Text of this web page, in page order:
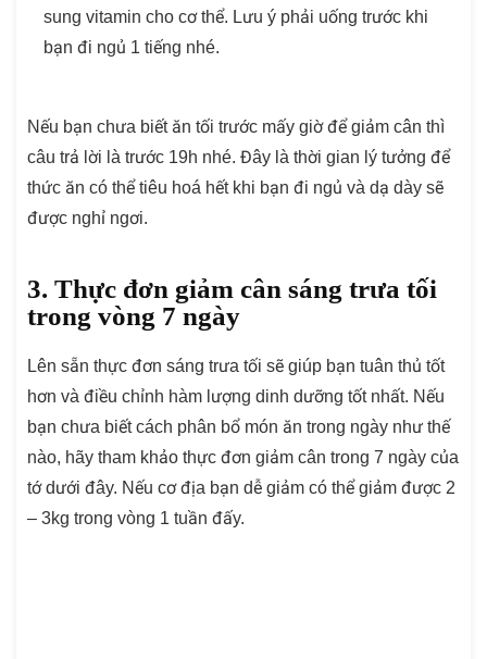
sung vitamin cho cơ thể. Lưu ý phải uống trước khi
bạn đi ngủ 1 tiếng nhé.
Nếu bạn chưa biết ăn tối trước mấy giờ để giảm cân thì
câu trả lời là trước 19h nhé. Đây là thời gian lý tưởng để
thức ăn có thể tiêu hoá hết khi bạn đi ngủ và dạ dày sẽ
được nghỉ ngơi.
3. Thực đơn giảm cân sáng trưa tối
trong vòng 7 ngày
Lên sẵn thực đơn sáng trưa tối sẽ giúp bạn tuân thủ tốt
hơn và điều chỉnh hàm lượng dinh dưỡng tốt nhất. Nếu
bạn chưa biết cách phân bổ món ăn trong ngày như thế
nào, hãy tham khảo thực đơn giảm cân trong 7 ngày của
tớ dưới đây. Nếu cơ địa bạn dễ giảm có thể giảm được 2
– 3kg trong vòng 1 tuần đấy.